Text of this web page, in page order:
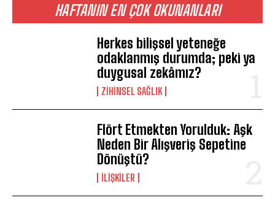
ABONE OL
Gizlilik politikasınıokudum, onaylıyorum.
HAFTANIN EN ÇOK OKUNANLARI
Herkes bilişsel yeteneğe
odaklanmış durumda; peki ya
duygusal zekâmız?
ZIHINSEL SAĞLIK
Flört Etmekten Yorulduk: Aşk
Neden Bir Alışveriş Sepetine
Dönüştü?
İLIŞKILER